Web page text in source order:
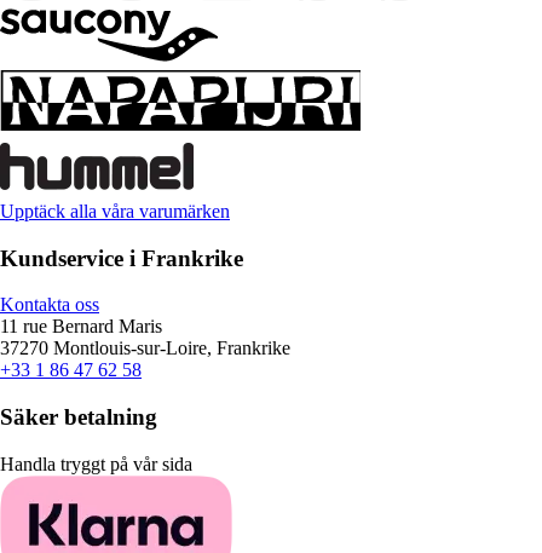
Upptäck alla våra varumärken
Kundservice i Frankrike
Kontakta oss
11 rue Bernard Maris
37270 Montlouis-sur-Loire, Frankrike
+33 1 86 47 62 58
Säker betalning
Handla tryggt på vår sida